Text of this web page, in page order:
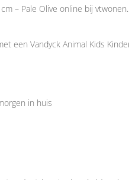
– Pale Olive online bij
een Vandyck Animal Kids
in huis